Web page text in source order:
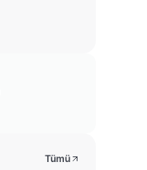
Tümü